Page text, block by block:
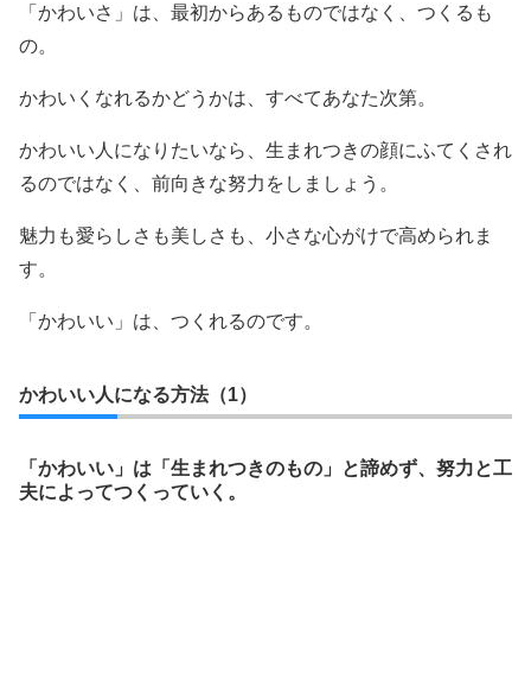
「かわいさ」は、最初からあるものではなく、つくるも
の。
かわいくなれるかどうかは、すべてあなた次第。
かわいい人になりたいなら、生まれつきの顔にふてくされ
るのではなく、前向きな努力をしましょう。
魅力も愛らしさも美しさも、小さな心がけで高められま
す。
「かわいい」は、つくれるのです。
かわいい人になる方法（1）
「かわいい」は「生まれつきのもの」と諦めず、努力と工
夫によってつくっていく。